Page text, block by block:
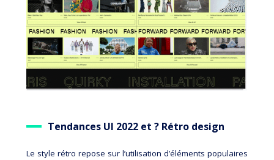
Tendances UI 2022 et ? Rétro design
Le style rétro repose sur l’utilisation d’éléments populaires